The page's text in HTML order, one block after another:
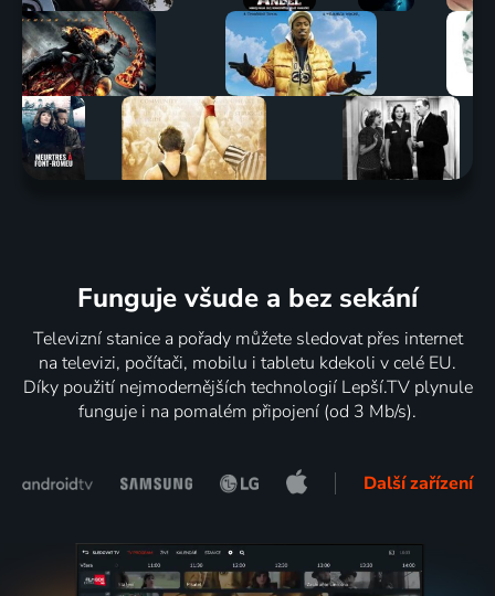
Funguje všude a bez sekání
Televizní stanice a pořady můžete sledovat přes internet
na televizi, počítači, mobilu i tabletu kdekoli v celé EU.
Díky použití nejmodernějších technologií Lepší.TV plynule
funguje i na pomalém připojení (od 3 Mb/s).
Další zařízení